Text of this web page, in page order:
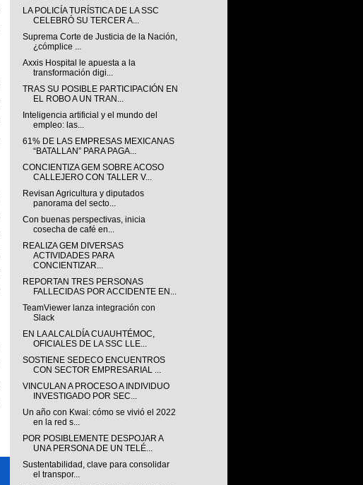
LA POLICÍA TURÍSTICA DE LA SSC
CELEBRÓ SU TERCER A...
Suprema Corte de Justicia de la Nación,
¿cómplice ...
Axxis Hospital le apuesta a la
transformación digi...
TRAS SU POSIBLE PARTICIPACIÓN EN
EL ROBO A UN TRAN...
Inteligencia artificial y el mundo del
empleo: las...
61% DE LAS EMPRESAS MEXICANAS
“BATALLAN” PARA PAGA...
CONCIENTIZA GEM SOBRE ACOSO
CALLEJERO CON TALLER V...
Revisan Agricultura y diputados
panorama del secto...
Con buenas perspectivas, inicia
cosecha de café en...
REALIZA GEM DIVERSAS
ACTIVIDADES PARA
CONCIENTIZAR...
REPORTAN TRES PERSONAS
FALLECIDAS POR ACCIDENTE EN...
TeamViewer lanza integración con
Slack
EN LA ALCALDÍA CUAUHTÉMOC,
OFICIALES DE LA SSC LLE...
SOSTIENE SEDECO ENCUENTROS
CON SECTOR EMPRESARIAL ...
VINCULAN A PROCESO A INDIVIDUO
INVESTIGADO POR SEC...
Un año con Kwai: cómo se vivió el 2022
en la red s...
POR POSIBLEMENTE DESPOJAR A
UNA PERSONA DE UN TELÉ...
Sustentabilidad, clave para consolidar
el transpor...